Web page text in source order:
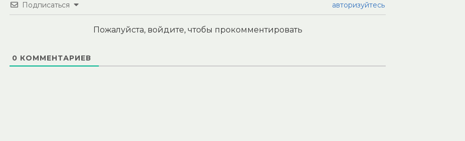
Подписаться авторизуйтесь
Пожалуйста, войдите, чтобы прокомментировать
0 КОММЕНТАРИЕВ